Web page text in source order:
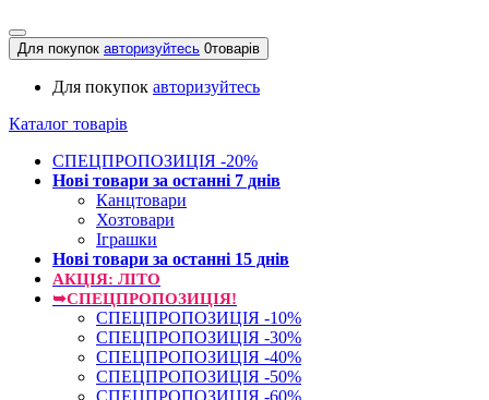
Для покупок авторизуйтесь 0товарів
Для покупок авторизуйтесь
Каталог товарів
СПЕЦПРОПОЗИЦІЯ -20%
Нові товари за останнi 7 днiв
Канцтовари
Хозтовари
Іграшки
Нові товари за останнi 15 днiв
АКЦІЯ: ЛІТО
➥СПЕЦПРОПОЗИЦІЯ!
СПЕЦПРОПОЗИЦІЯ -10%
СПЕЦПРОПОЗИЦІЯ -30%
СПЕЦПРОПОЗИЦІЯ -40%
СПЕЦПРОПОЗИЦІЯ -50%
СПЕЦПРОПОЗИЦІЯ -60%